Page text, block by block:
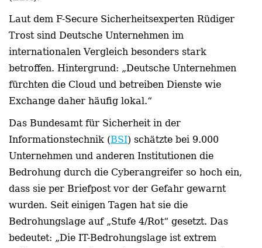
Laut dem F-Secure Sicherheitsexperten Rüdiger
Trost sind Deutsche Unternehmen im
internationalen Vergleich besonders stark
betroffen. Hintergrund: „Deutsche Unternehmen
fürchten die Cloud und betreiben Dienste wie
Exchange daher häufig lokal.“
Das Bundesamt für Sicherheit in der
Informationstechnik (BSI) schätzte bei 9.000
Unternehmen und anderen Institutionen die
Bedrohung durch die Cyberangreifer so hoch ein,
dass sie per Briefpost vor der Gefahr gewarnt
wurden. Seit einigen Tagen hat sie die
Bedrohungslage auf „Stufe 4/Rot“ gesetzt. Das
bedeutet: „Die IT-Bedrohungslage ist extrem